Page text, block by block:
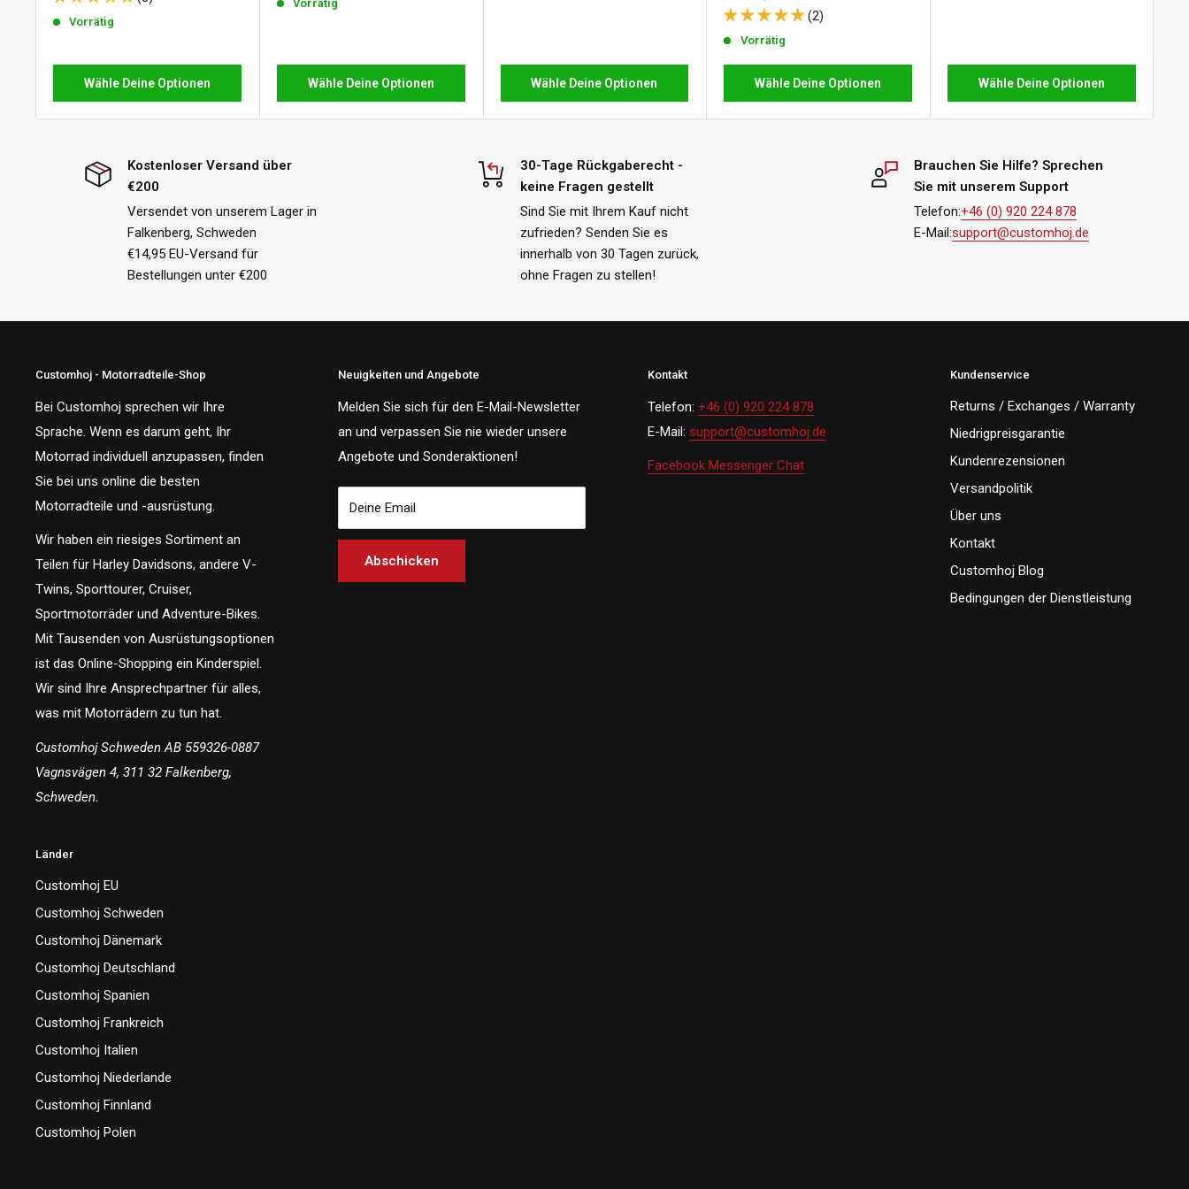
in unseren Rückgabebedingungen
Vorrätig
Wähle Deine Optionen
Vorrätig
Wähle Deine Optionen Wähle Deine Optionen
(2)
Vorrätig
Wähle Deine Optionen Wähle Deine Optionen
Kostenloser Versand über
€200
Versendet von unserem Lager in
Falkenberg, Schweden
€14,95 EU-Versand für
Bestellungen unter €200
30-Tage Rückgaberecht -
keine Fragen gestellt
Sind Sie mit Ihrem Kauf nicht
zufrieden? Senden Sie es
innerhalb von 30 Tagen zurück,
ohne Fragen zu stellen!
Brauchen Sie Hilfe? Sprechen
Sie mit unserem Support
Telefon:+46 (0) 920 224 878
E-Mail:support@customhoj.de
Customhoj - Motorradteile-Shop
Bei Customhoj sprechen wir Ihre
Sprache. Wenn es darum geht, Ihr
Motorrad individuell anzupassen, finden
Sie bei uns online die besten
Motorradteile und -ausrüstung.
Wir haben ein riesiges Sortiment an
Teilen für Harley Davidsons, andere V-
Twins, Sporttourer, Cruiser,
Sportmotorräder und Adventure-Bikes.
Mit Tausenden von Ausrüstungsoptionen
ist das Online-Shopping ein Kinderspiel.
Wir sind Ihre Ansprechpartner für alles,
was mit Motorrädern zu tun hat.
Customhoj Schweden AB 559326-0887
Vagnsvägen 4, 311 32 Falkenberg,
Schweden.
Neuigkeiten und Angebote
Melden Sie sich für den E-Mail-Newsletter
an und verpassen Sie nie wieder unsere
Angebote und Sonderaktionen!
Deine Email
Abschicken
Kontakt
Telefon: +46 (0) 920 224 878
E-Mail: support@customhoj.de
Facebook Messenger Chat
Kundenservice
Returns / Exchanges / Warranty
Niedrigpreisgarantie
Kundenrezensionen
Versandpolitik
Über uns
Kontakt
Customhoj Blog
Bedingungen der Dienstleistung
Länder
Customhoj EU
Customhoj Schweden
Customhoj Dänemark
Customhoj Deutschland
Customhoj Spanien
Customhoj Frankreich
Customhoj Italien
Customhoj Niederlande
Customhoj Finnland
Customhoj Polen